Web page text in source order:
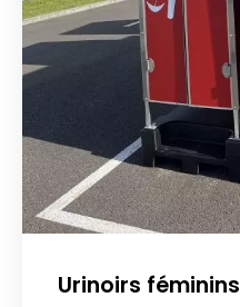
Urinoirs féminins